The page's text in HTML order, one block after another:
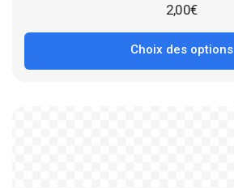
2,00€
Choix des options